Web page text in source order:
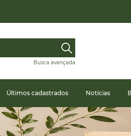
Busca avançada
Últimos cadastrados Notícias